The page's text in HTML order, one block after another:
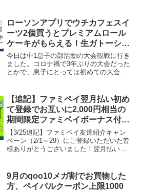
ふるさと納税をしても「〇〇％ポイント
還元」といったよう...
ローソンアプリでウチカフェスイ
ーツ2個買うとプレミアムロール
ケーキがもらえる！生ガトーショ
コラ100Pで出てます
今日は中1息子の部活動の大会観戦に行き
ました。コロナ禍で3年ぶりの大会だった
とかで、息子にとっては初めての大会。
り。それでまぁまぁなんかい('Д')）動画を
撮影したのを...
【追記】ファミペイ翌月払い初め
て登録でお互いに2,000円相当の
期間限定ファミペイボーナス付与
されました！紹介コード利用あり
がとうございます
【3/25追記】ファミペイ友達紹介キャン
ペーン（2/1～29）にご登録いただいた皆
様ありがとうございました！翌月払い設
額変更追記終わり。ファミペイ翌月払い
を利用したこ...
9月のqoo10メガ割でお買物した
方、ペイパルクーポン上限1000